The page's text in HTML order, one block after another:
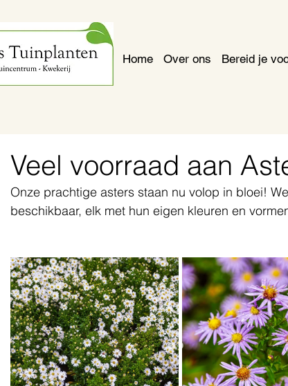
Home Over ons Bereid je
Veel voorraad aan
Onze prachtige asters staan nu volop in bloei!
beschikbaar, elk met hun eigen kleuren en